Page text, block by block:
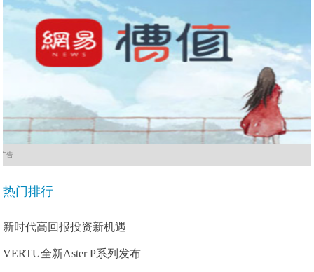
广告
热门排行
新时代高回报投资新机遇
VERTU全新Aster P系列发布